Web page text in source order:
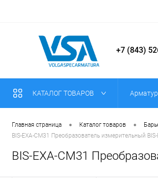
+7 (843)
КАТАЛОГ ТОВАРОВ
Главная страница • Каталог товаров •
BIS-EXA-CM31 Преобразователь измерительный
BIS-EXA-CM31